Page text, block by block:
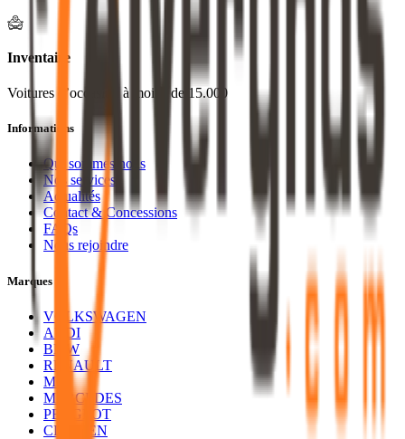
Inventaire
Voitures d’occasion à moins de 15.000
Informations
Qui sommes nous
Nos services
Actualités
Contact & Concessions
FAQs
Nous rejoindre
Marques
VOLKSWAGEN
AUDI
BMW
RENAULT
MG
MERCEDES
PEUGEOT
CITROEN